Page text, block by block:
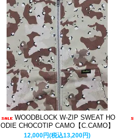
WOODBLOCK W-ZIP SWEAT HO
ODIE CHOCOTIP CAMO【C.CAMO】
12,000円(税込13,200円)